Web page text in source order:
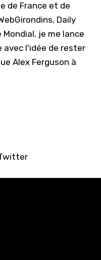
de France et de
Daily
je me lance
l'idée de rester
Alex Ferguson à